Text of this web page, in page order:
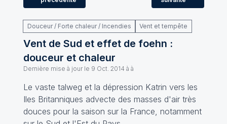
Douceur / Forte chaleur / Incendies Vent et tempête
Vent de Sud et effet de foehn :
douceur et chaleur
Dernière mise à jour le 9 Oct. 2014 à à
Le vaste talweg et la dépression Katrin vers les
Iles Britanniques advecte des masses d'air très
douces pour la saison sur la France, notamment